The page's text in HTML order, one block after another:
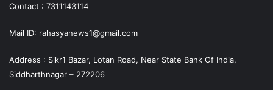
Contact : 7311143114
Mail ID: rahasyanews1@gmail.com
Address : Sikr1 Bazar, Lotan Road, Near State Bank Of India,
Siddharthnagar – 272206